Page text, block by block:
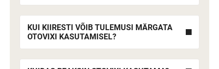
KUI KIIRESTI VÕIB TULEMUSI MÄRGATA
OTOVIXI KASUTAMISEL?